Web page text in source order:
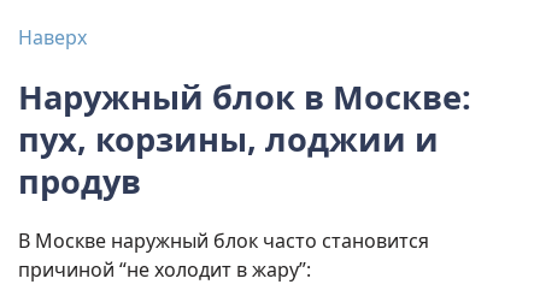
Наверх
Наружный блок в Москве:
пух, корзины, лоджии и
продув
В Москве наружный блок часто становится
причиной “не холодит в жару”: